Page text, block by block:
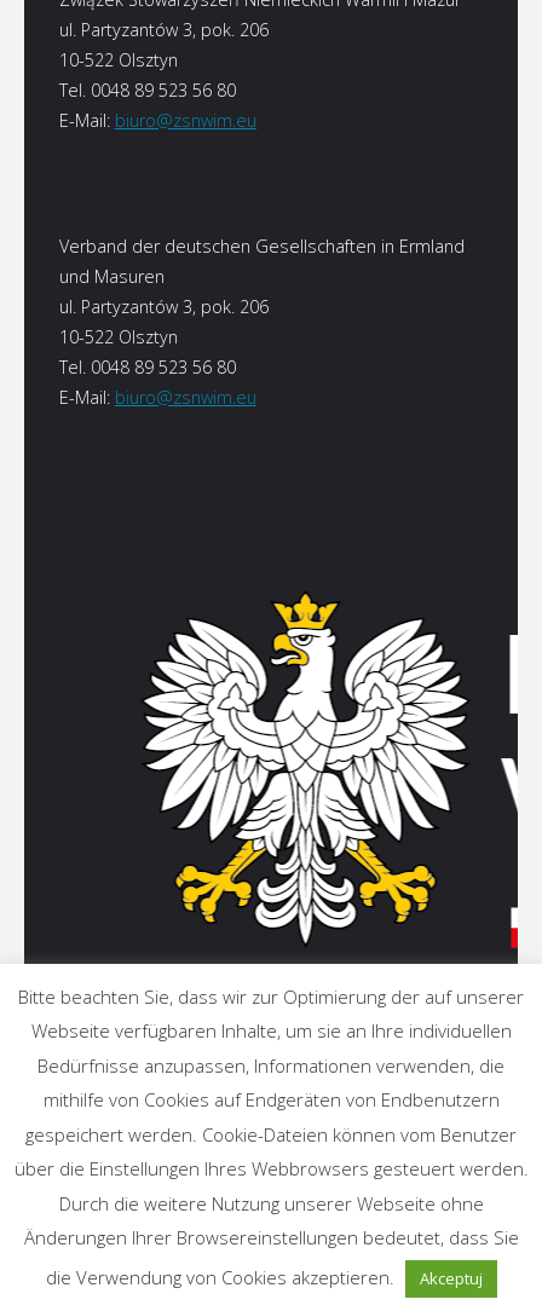
ul. Partyzantów 3, pok. 206
10-522 Olsztyn
Tel. 0048 89 523 56 80
E-Mail: biuro@zsnwim.eu
Verband der deutschen Gesellschaften in Ermland
und Masuren
ul. Partyzantów 3, pok. 206
10-522 Olsztyn
Tel. 0048 89 523 56 80
E-Mail: biuro@zsnwim.eu
©2022 Związek Stowarzyszeń Niemieckich Warmii i Mazur
Oparte naFluida&WordPress.
Bitte beachten Sie, dass wir zur Optimierung der auf unserer
Webseite verfügbaren Inhalte, um sie an Ihre individuellen
Bedürfnisse anzupassen, Informationen verwenden, die
mithilfe von Cookies auf Endgeräten von Endbenutzern
gespeichert werden. Cookie-Dateien können vom Benutzer
über die Einstellungen Ihres Webbrowsers gesteuert werden.
Durch die weitere Nutzung unserer Webseite ohne
Änderungen Ihrer Browsereinstellungen bedeutet, dass Sie
die Verwendung von Cookies akzeptieren.
Akceptuj